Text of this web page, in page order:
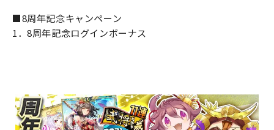
■8周年記念キャンペーン
1．8周年記念ログインボーナス